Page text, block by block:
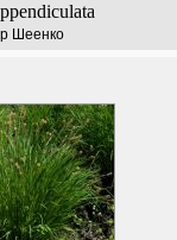
Шеенко